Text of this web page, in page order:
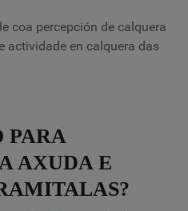
coa percepción de calquera
actividade en calquera das
PARA
AXUDA E